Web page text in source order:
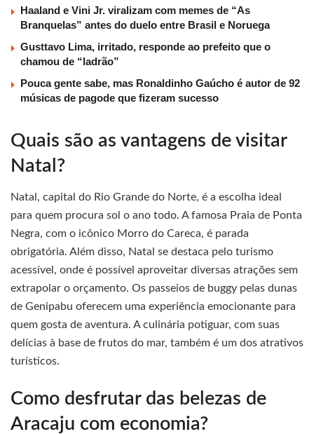
Haaland e Vini Jr. viralizam com memes de “As
Branquelas” antes do duelo entre Brasil e Noruega
Gusttavo Lima, irritado, responde ao prefeito que o
chamou de “ladrão”
Pouca gente sabe, mas Ronaldinho Gaúcho é autor de 92
músicas de pagode que fizeram sucesso
Quais são as vantagens de visitar
Natal?
Natal, capital do Rio Grande do Norte, é a escolha ideal
para quem procura sol o ano todo. A famosa Praia de Ponta
Negra, com o icônico Morro do Careca, é parada
obrigatória. Além disso, Natal se destaca pelo turismo
acessível, onde é possível aproveitar diversas atrações sem
extrapolar o orçamento. Os passeios de buggy pelas dunas
de Genipabu oferecem uma experiência emocionante para
quem gosta de aventura. A culinária potiguar, com suas
delícias à base de frutos do mar, também é um dos atrativos
turísticos.
Como desfrutar das belezas de
Aracaju com economia?